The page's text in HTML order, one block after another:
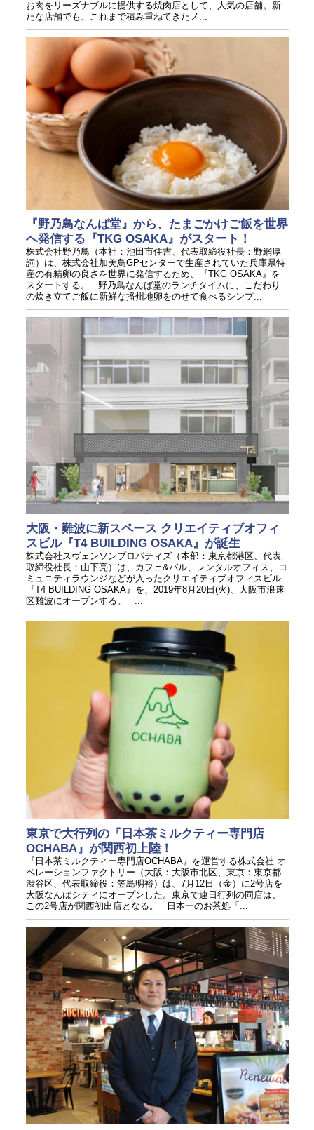
お肉をリーズナブルに提供する焼肉店として、人気の店舗。新
たな店舗でも、これまで積み重ねてきたノ...
『野乃鳥なんば堂』から、たまごかけご飯を世界
へ発信する『TKG OSAKA』がスタート！
株式会社野乃鳥（本社：池田市住吉、代表取締役社長：野網厚
詞）は、株式会社加美鳥GPセンターで生産されていた兵庫県特
産の有精卵の良さを世界に発信するため、『TKG OSAKA』を
スタートする。 野乃鳥なんば堂のランチタイムに、こだわり
の炊き立てご飯に新鮮な播州地卵をのせて食べるシンプ...
大阪・難波に新スペース クリエイティブオフィ
スビル『T4 BUILDING OSAKA』が誕生
株式会社スヴェンソンプロパティズ（本部：東京都港区、代表
取締役社長：山下亮）は、カフェ&バル、レンタルオフィス、コ
ミュニティラウンジなどが入ったクリエイティブオフィスビル
『T4 BUILDING OSAKA』を、2019年8月20日(火)、大阪市浪速
区難波にオープンする。 ...
東京で大行列の『日本茶ミルクティー専門店
OCHABA』が関西初上陸！
『日本茶ミルクティー専門店OCHABA』を運営する株式会社 オ
ペレーションファクトリー（大阪：大阪市北区、東京：東京都
渋谷区、代表取締役：笠島明裕）は、7月12日（金）に2号店を
大阪なんばシティにオープンした。東京で連日行列の同店は、
この2号店が関西初出店となる。 日本一のお茶処「...